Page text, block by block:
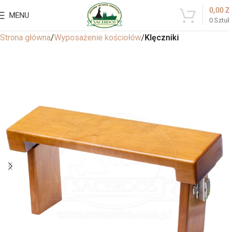
MENU
0
0,00
Strona główna Wyposażenie kościołów Klęczniki